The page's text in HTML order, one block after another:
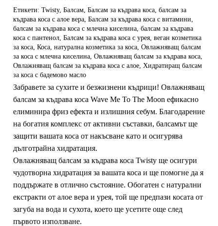
Етикети: Twisty, Балсам, Балсам за къдрава коса, балсам за
къдрава коса с алое вера, Балсам за къдрава коса с витамини
балсам за къдрава коса с млечна киселина, балсам за къдрава
коса с пантенол, Балсам за къдрава коса с урея, веган козметика
за коса, Коса, натурална козметика за коса, Овлажняващ балсам
за коса с млечна киселина, Овлажняващ балсам за къдрава коса,
Овлажняващ балсам за къдрава коса с алое, Хидратиращ балсам
за коса с бадемово масло
Забравете за сухите и безжизнени къдрици! Овлажняващ
балсам за къдрава коса Wave Me To The Moon ефикасно
елиминира фриз ефекта и излишния себум. Благодарение
на богатия комплекс от активни съставки, балсамът ще
защити вашата коса от накъсване като и осигурява
дълготрайна хидратация.
Овлажняващ балсам за къдрава коса Twisty ще осигури
чудотворна хидратация за вашата коса и ще помогне да я
поддържате в отлично състояние. Обогатен с натурални
екстракти от алое вера и урея, той ще предпази косата от
загуба на вода и сухота, което ще усетите още след
първото използване.